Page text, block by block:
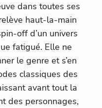
dans toutes ses
haut-la-main
off d’un univers
fatigué. Elle ne
le genre et s’en
classiques des
avant tout la
des personnages,